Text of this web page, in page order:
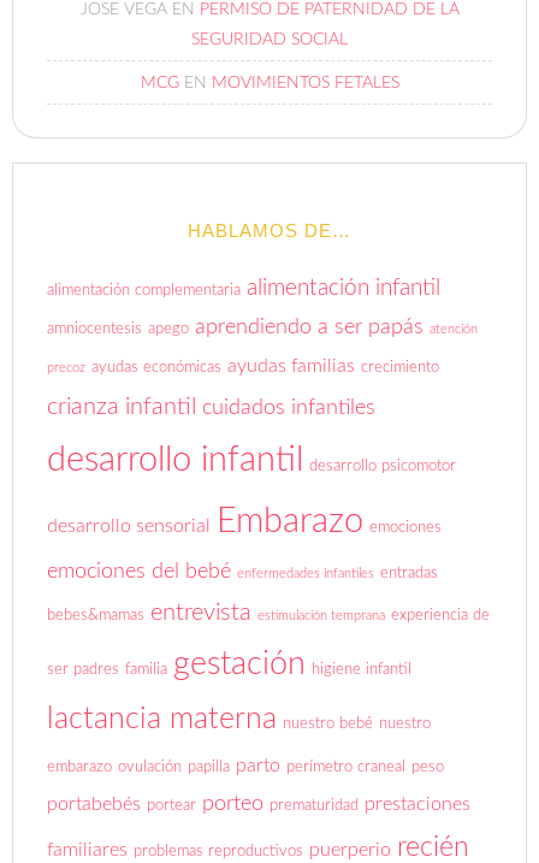
JOSE VEGAEN PERMISO DE PATERNIDAD DE LA
SEGURIDAD SOCIAL
MCGEN MOVIMIENTOS FETALES
HABLAMOS DE…
alimentación complementaria alimentación infantil
amniocentesis apego aprendiendo a ser papás atención
precoz ayudas económicas ayudas familias crecimiento
crianza infantil cuidados infantiles
desarrollo infantil desarrollo psicomotor
desarrollo sensorial Embarazo emociones
emociones del bebé enfermedades infantiles entradas
bebes&mamas entrevista estimulación temprana experiencia de
ser padres familia gestación higiene infantil
lactancia materna nuestro bebé nuestro
embarazo ovulación papilla parto perímetro craneal peso
portabebés portear porteo prematuridad prestaciones
familiares problemas reproductivos puerperio recién